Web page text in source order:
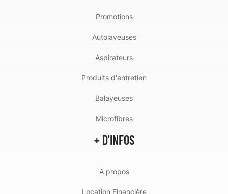
Promotions
Autolaveuses
Aspirateurs
Produits d'entretien
Balayeuses
Microfibres
+ D'INFOS
A propos
Location Financière